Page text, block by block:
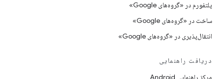
پلتفورم در «گروه‌های Google»
ساخت در «گروه‌های Google»
انتقال‌پذیری در «گروه‌های Google»
دریافت راهنمایی
مرکز راهنمایی Android